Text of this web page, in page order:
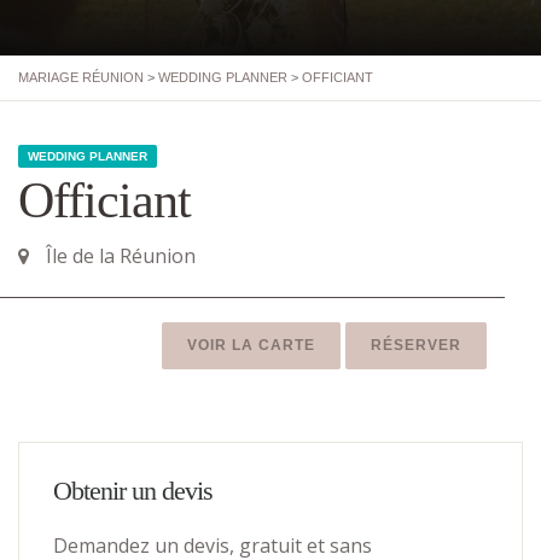
MARIAGE RÉUNION > WEDDING PLANNER > OFFICIANT
WEDDING PLANNER
Officiant
Île de la Réunion
VOIR LA CARTE RÉSERVER
Obtenir un devis
Demandez un devis, gratuit et sans